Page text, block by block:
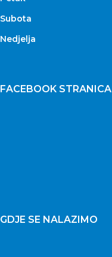
Subota
Nedjelja
FACEBOOK STRANICA
GDJE SE NALAZIMO